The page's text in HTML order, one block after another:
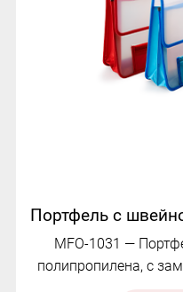
MFO-1031 —
полипропилена, с